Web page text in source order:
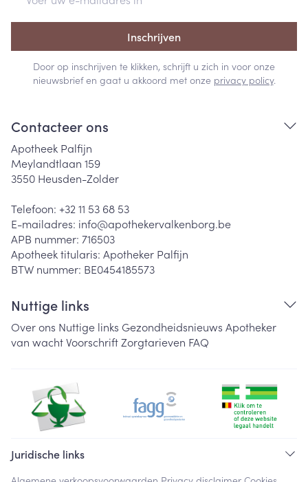
Inschrijven
Door op inschrijven te klikken, schrijft u zich in voor onze
nieuwsbrief en gaat u akkoord met onze privacy policy.
Contacteer ons
Apotheek Palfijn
Meylandtlaan 159
3550 Heusden-Zolder
Telefoon: +32 11 53 68 53
E-mailadres: info@apothekervalkenborg.be
APB nummer: 716503
Apotheek titularis: Apotheker Palfijn
BTW nummer: BE0454185573
Nuttige links
Over ons Nuttige links Gezondheidsnieuws Apotheker
van wachtVoorschriftZorgtarieven FAQ
Juridische links